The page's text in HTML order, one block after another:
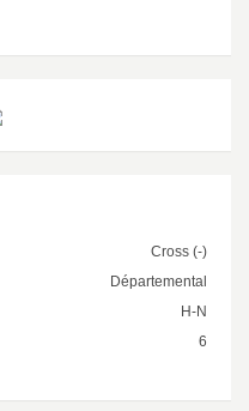
Cross (-)
Départemental
H-N
6